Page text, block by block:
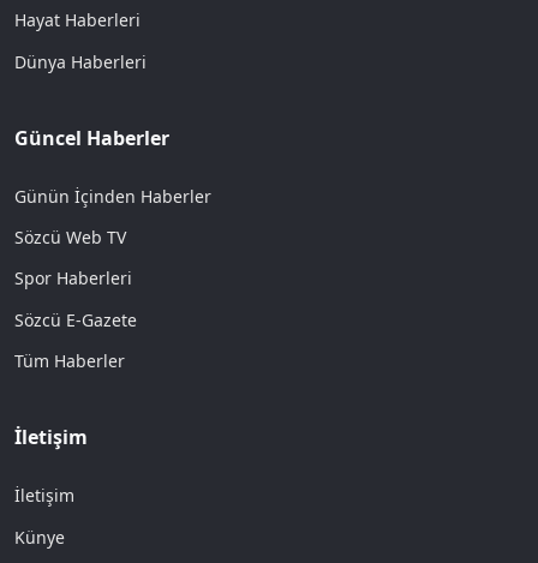
Hayat Haberleri
Dünya Haberleri
Güncel Haberler
Günün İçinden Haberler
Sözcü Web TV
Spor Haberleri
Sözcü E-Gazete
Tüm Haberler
İletişim
İletişim
Künye